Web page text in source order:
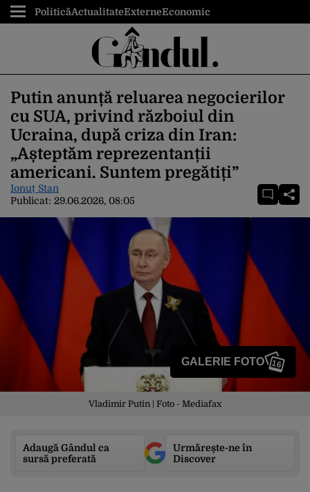
PoliticăActualitateExterneEconomic
Putin anunță reluarea negocierilor
cu SUA, privind războiul din
Ucraina, după criza din Iran:
„Așteptăm reprezentanții
americani. Suntem pregătiți”
Ionuț Stan
Publicat: 29.06.2026, 08:05
GALERIE FOTO 16
Vladimir Putin | Foto - Mediafax
Adaugă Gândul ca
sursă preferată
Urmărește-ne în
Discover